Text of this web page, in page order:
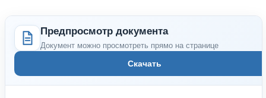
Предпросмотр документа
Документ можно просмотреть прямо на странице
Скачать